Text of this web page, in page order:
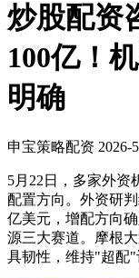
炒股配资
100亿！
明确
申宝策略配资 2026-
5月22日，多家外
配置方向。外资研
亿美元，增配方向
源三大赛道。摩根
具韧性，维持"超配"